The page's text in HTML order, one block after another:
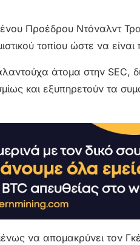
Προέδρου Ντόναλντ
τοπίου ώστε να είναι
άτομα στην SEC,
και εξυπηρετούν τα
να απομακρύνει τον